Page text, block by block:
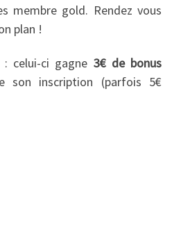
membre gold. Rendez vous
plan !
celui-ci gagne 3€ de bonus
son inscription (parfois 5€